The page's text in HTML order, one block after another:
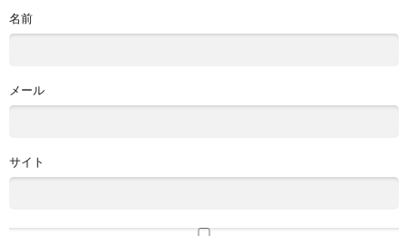
名前
メール
サイト